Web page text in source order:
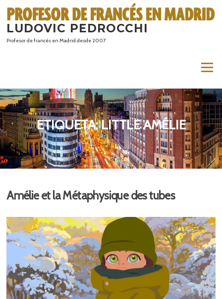
contenido
LUDOVIC PEDROCCHI
Profesor de francés en Madrid desde 2007
Menú
ETIQUETA:LITTLE AMÉLIE
Amélie et la Métaphysique des tubes